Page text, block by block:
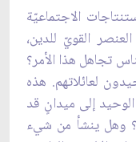
الاجتماعيّة
القويّ للدين،
تجاهل هذا الأمر؟
لعائلاتهم. هذه
إلى ميدانٍ قد
وهل ينشأ من شيء